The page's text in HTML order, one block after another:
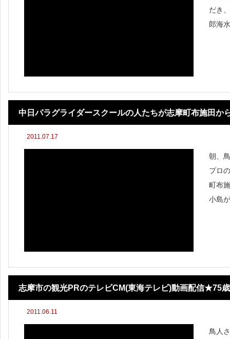
だき
郎海
中日パラグライダースクールの人たちが志摩町布施田か
2011.07.17
朝、
プロ
町布
小島
志摩市の観光PRのテレビCM(東海テレビ)動画配信★75
高正さん
2011.06.11
鳥人